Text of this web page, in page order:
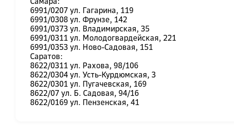
6991/0207 ул. Гагарина, 119
6991/0308 ул. Фрунзе, 142
6991/0373 ул. Владимирская, 35
6991/0311 ул. Молодогвардейская, 221
6991/0353 ул. Ново-Садовая, 151
Саратов:
8622/0311 ул. Рахова, 98/106
8622/0304 ул. Усть-Курдюмская, 3
8622/0301 ул. Пугачевская, 169
8622/07 ул. Б. Садовая, 94/16
8622/0169 ул. Пензенская, 41